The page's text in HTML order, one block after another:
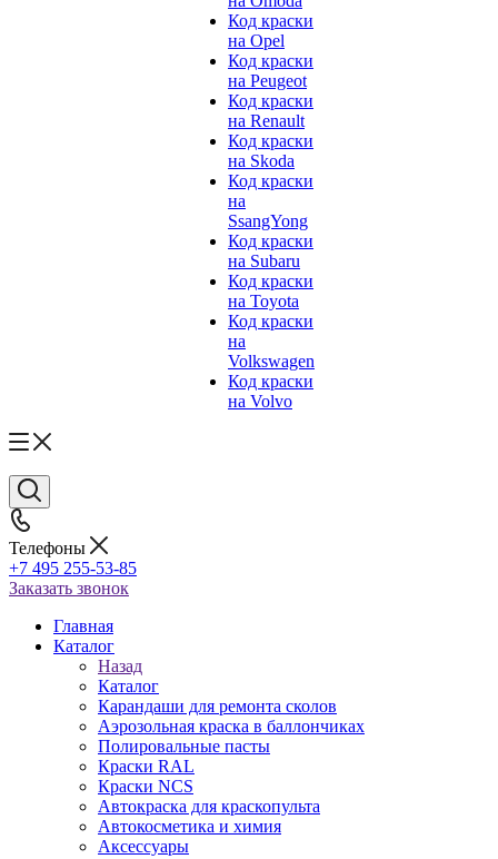
Код краски
на Opel
Код краски
на Peugeot
Код краски
на Renault
Код краски
на Skoda
Код краски
на
SsangYong
Код краски
на Subaru
Код краски
на Toyota
Код краски
на
Volkswagen
Код краски
на Volvo
Телефоны
+7 495 255-53-85
Заказать звонок
Главная
Каталог
Назад
Каталог
Карандаши для ремонта сколов
Аэрозольная краска в баллончиках
Полировальные пасты
Краски RAL
Краски NCS
Автокраска для краскопульта
Автокосметика и химия
Аксессуары